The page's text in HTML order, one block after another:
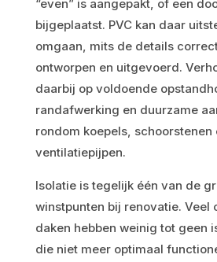
“even” is aangepakt, of een
bijgeplaatst. PVC kan daar
omgaan, mits de details
ontworpen en uitgevoerd.
daarbij op voldoende
randafwerking en duurzame
rondom koepels, schoorstenen
ventilatiepijpen.
Isolatie is tegelijk één van de
winstpunten bij renovatie. Veel
daken hebben weinig tot geen
die niet meer optimaal